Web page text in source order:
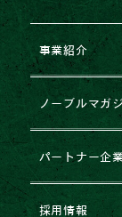
事業紹介
CEO挨拶
企業理念
会社概要
ノーブルマガ
すべて
NEWS
パートナー企
企業提携・
採用情報